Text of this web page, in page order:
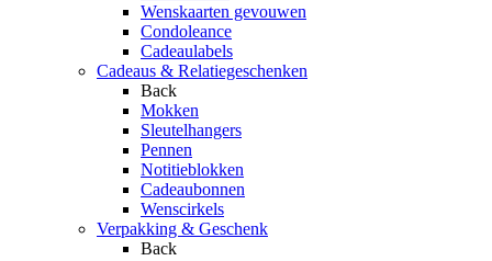
Wenskaarten gevouwen
Condoleance
Cadeaulabels
Cadeaus & Relatiegeschenken
Back
Mokken
Sleutelhangers
Pennen
Notitieblokken
Cadeaubonnen
Wenscirkels
Verpakking & Geschenk
Back